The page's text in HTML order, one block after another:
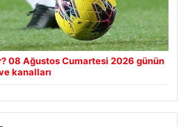
08 Ağustos Cumartesi 2026 günün
kanalları